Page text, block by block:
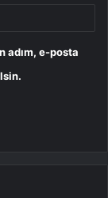
adım, e-posta